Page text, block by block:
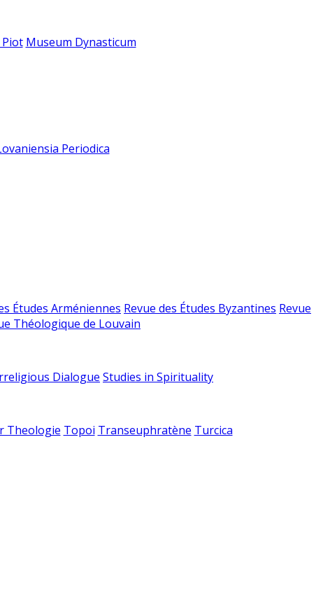
Museum Dynasticum
Periodica
Études Arméniennes Revue des Études Byzantines Revue
Théologique de Louvain
Dialogue Studies in Spirituality
Theologie Topoi Transeuphratène Turcica